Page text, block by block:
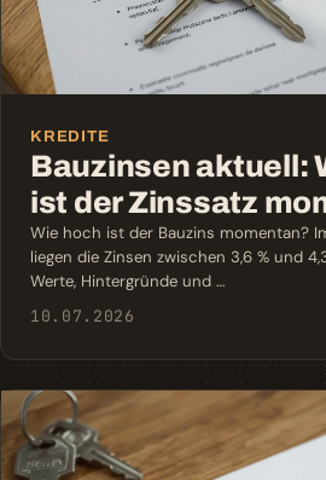
KREDITE
Bauzinsen aktuell:
ist der Zinssatz
Wie hoch ist der Bauzins momentan?
liegen die Zinsen zwischen 3,6 % und
Werte, Hintergründe und …
10.07.2026